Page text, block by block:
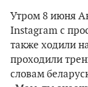
Утром 8 июня
Instagram с
также ходили
проходили
словам